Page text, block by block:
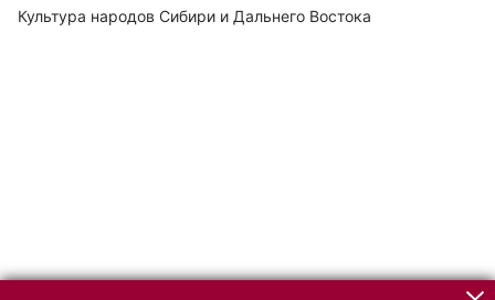
Культура народов Сибири и Дальнего Востока